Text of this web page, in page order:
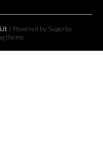
| Powered by Superbs
theme